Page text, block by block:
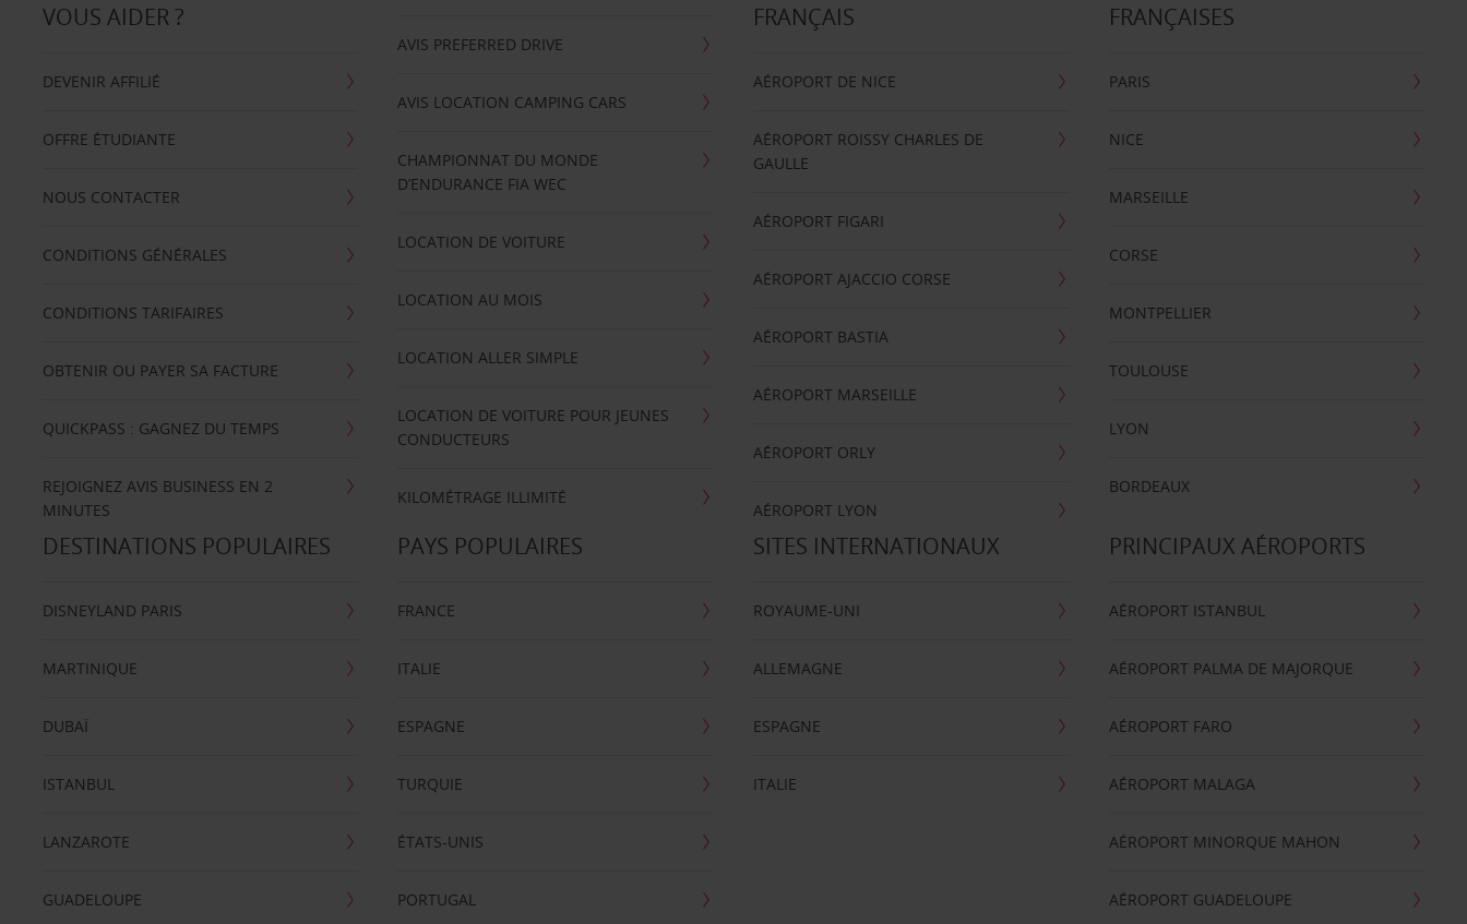
VOUS AIDER ?
DEVENIR AFFILIÉ
OFFRE ÉTUDIANTE
NOUS CONTACTER
CONDITIONS GÉNÉRALES
CONDITIONS TARIFAIRES
OBTENIR OU PAYER SA FACTURE
QUICKPASS : GAGNEZ DU TEMPS
REJOIGNEZ AVIS BUSINESS EN 2
MINUTES
AVIS PREFERRED DRIVE
AVIS LOCATION CAMPING CARS
CHAMPIONNAT DU MONDE
D’ENDURANCE FIA WEC
LOCATION DE VOITURE
LOCATION AU MOIS
LOCATION ALLER SIMPLE
LOCATION DE VOITURE POUR JEUNES
CONDUCTEURS
KILOMÉTRAGE ILLIMITÉ
FRANÇAIS
AÉROPORT DE NICE
AÉROPORT ROISSY CHARLES DE
GAULLE
AÉROPORT FIGARI
AÉROPORT AJACCIO CORSE
AÉROPORT BASTIA
AÉROPORT MARSEILLE
AÉROPORT ORLY
AÉROPORT LYON
FRANÇAISES
PARIS
NICE
MARSEILLE
CORSE
MONTPELLIER
TOULOUSE
LYON
BORDEAUX
DESTINATIONS POPULAIRES
DISNEYLAND PARIS
MARTINIQUE
DUBAÏ
ISTANBUL
LANZAROTE
GUADELOUPE
PAYS POPULAIRES
FRANCE
ITALIE
ESPAGNE
TURQUIE
ÉTATS-UNIS
PORTUGAL
SITES INTERNATIONAUX
ROYAUME-UNI
ALLEMAGNE
ESPAGNE
ITALIE
PRINCIPAUX AÉROPORTS
AÉROPORT ISTANBUL
AÉROPORT PALMA DE MAJORQUE
AÉROPORT FARO
AÉROPORT MALAGA
AÉROPORT MINORQUE MAHON
AÉROPORT GUADELOUPE